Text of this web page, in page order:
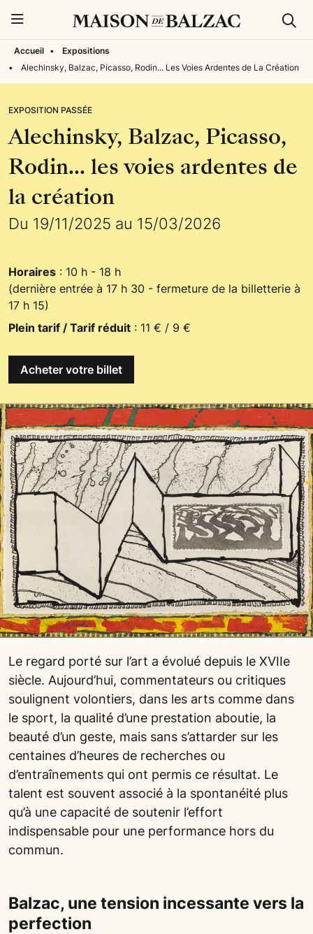
Accueil •
Expositions
•
Alechinsky, Balzac, Picasso, Rodin... Les Voies Ardentes de La Création
EXPOSITION PASSÉE
Alechinsky, Balzac, Picasso,
Rodin... les voies ardentes de
la création
Du 19/11/2025 au 15/03/2026
Horaires : 10 h - 18 h
(dernière entrée à 17 h 30 - fermeture de la billetterie à
17 h 15)
Plein tarif / Tarif réduit : 11 € / 9 €
Acheter votre billet
Le regard porté sur l’art a évolué depuis le XVIIe
siècle. Aujourd’hui, commentateurs ou critiques
soulignent volontiers, dans les arts comme dans
le sport, la qualité d’une prestation aboutie, la
beauté d’un geste, mais sans s’attarder sur les
centaines d’heures de recherches ou
d’entraînements qui ont permis ce résultat. Le
talent est souvent associé à la spontanéité plus
qu’à une capacité de soutenir l’effort
indispensable pour une performance hors du
commun.
Balzac, une tension incessante vers la
perfection